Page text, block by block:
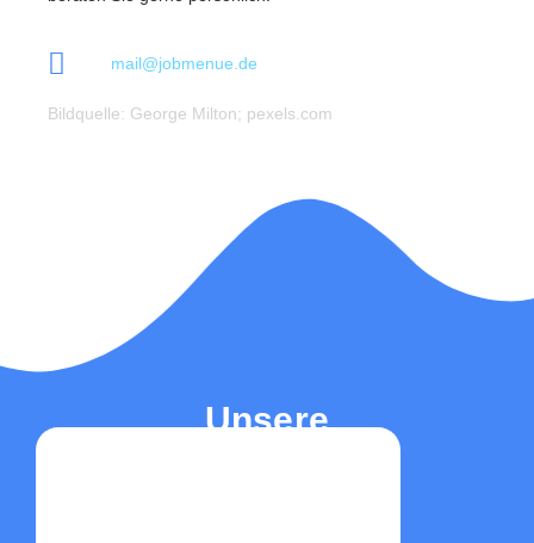
mail@jobmenue.de
Bildquelle: George Milton; pexels.com
Unsere